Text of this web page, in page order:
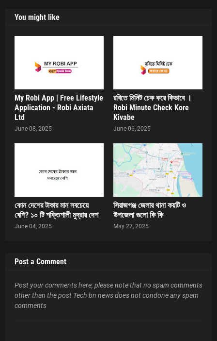
You might like
My Robi App | Free Lifestyle
Application - Robi Axiata
Ltd
June 08, 2025
রবিতে মিনিট চেক করে কিভাবে ।
Robi Minute Check Kore
Kivabe
June 06, 2025
কোন দেশের টাকার মান সবচেয়ে
বেশি? ১০ টি শক্তিশালী মুদ্রার দেশ
June 04, 2025
সিরাজগঞ্জ জেলার থানা কয়টি ও
উপজেলা গুলো কি কি
May 27, 2025
Post a Comment
Post your comments here, please note that no spam comments
other than the post Tech bn news does not condone any spam
comments